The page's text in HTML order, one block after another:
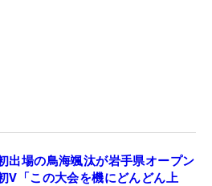
出場の鳥海颯汰が岩手県オープン
V「この大会を機にどんどん上